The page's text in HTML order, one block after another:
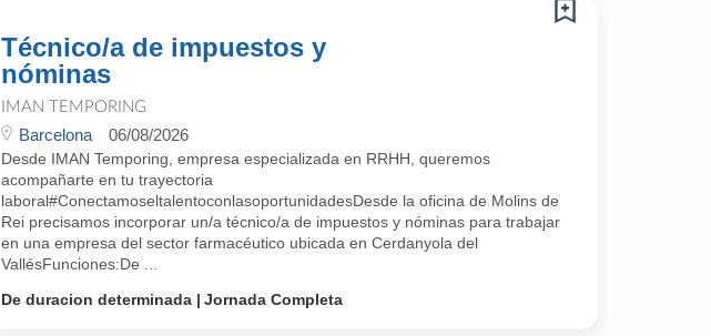
Técnico/a de impuestos y
nóminas
IMAN TEMPORING
Barcelona 06/08/2026
Desde IMAN Temporing, empresa especializada en RRHH, queremos
acompañarte en tu trayectoria
laboral#ConectamoseltalentoconlasoportunidadesDesde la oficina de Molins de
Rei precisamos incorporar un/a técnico/a de impuestos y nóminas para trabajar
en una empresa del sector farmacéutico ubicada en Cerdanyola del
VallésFunciones:De ...
De duracion determinada
Jornada Completa